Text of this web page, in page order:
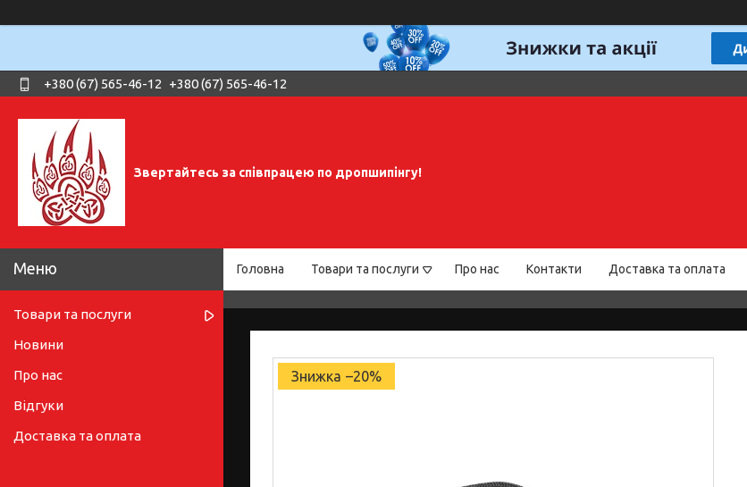
+380 (67) 565-46-12 +380 (67) 565-46-12
Звертайтесь за співпрацею по дропшипінгу!
Головна Товари та послуги Про нас Контакти Доставка та оплата
–20%
Товари та послуги
Новини
Про нас
Відгуки
Доставка та оплата